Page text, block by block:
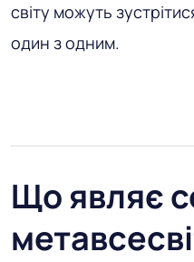
світу можуть
один з одним.
Що являє